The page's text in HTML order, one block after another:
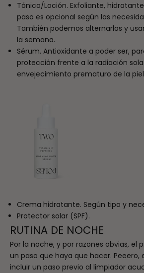
Tónico/Loción. Exfoliante,
paso es opcional según las
También podemos alternarlas y
la semana.
Sérum. Antioxidante a poder ser,
protección frente a la radiación
envejecimiento prematuro de la
Crema hidratante. Según tipo y
Protector solar (SPF).
RUTINA DE NOCHE
Por la noche, y por razones obvias, el
un paso que haya que hacer. Peeero,
incluir un paso previo al limpiador